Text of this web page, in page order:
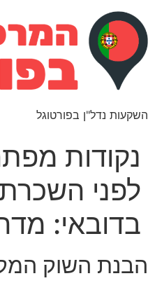
השקעות נדל"ן בפורטוגל
נקודות
לפני
בדובאי:
הבנת השוק